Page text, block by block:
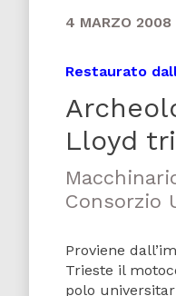
4 MARZO 2008
Restaurato
Lloyd
Consorzio
Proviene
Trieste il
polo